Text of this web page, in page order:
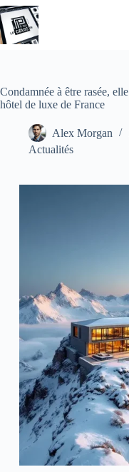
Passer
au
contenu
Condamnée à être rasée,
hôtel de luxe de France
Alex Morgan
Actualités